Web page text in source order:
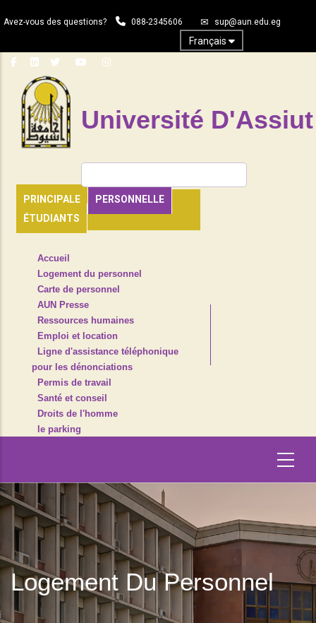
au
principal
Avez-vous des questions? 088-2345606 sup@aun.edu.eg
Français
Université D'Assiut
PRINCIPALE
PERSONNELLE
ÉTUDIANTS
HEADER
NAVIGATION
Accueil
Logement du personnel
Carte de personnel
AUN Presse
Ressources humaines
Emploi et location
Ligne d'assistance téléphonique
pour les dénonciations
Permis de travail
Santé et conseil
Droits de l'homme
le parking
Logement Du Personnel